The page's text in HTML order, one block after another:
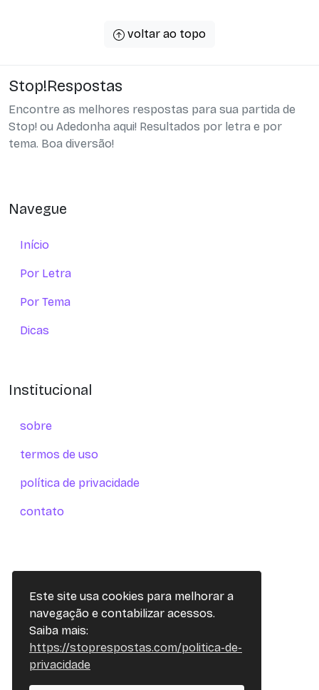
Este site usa cookies para melhorar a
navegação e contabilizar acessos.
Saiba mais:
https://stoprespostas.com/politica-de-
privacidade
voltar ao topo
Stop!Respostas
Encontre as melhores respostas para sua partida de
Stop! ou Adedonha aqui! Resultados por letra e por
tema. Boa diversão!
Navegue
Início
Por Letra
Por Tema
Dicas
Institucional
sobre
termos de uso
política de privacidade
contato